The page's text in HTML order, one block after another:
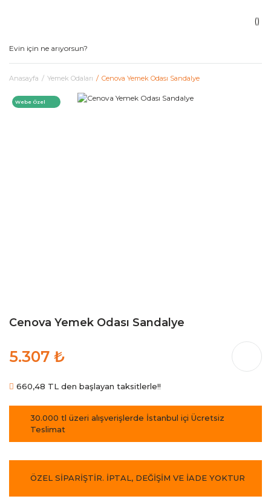
Anasayfa Yemek Odaları Cenova Yemek Odası Sandalye
Webe Özel
Cenova Yemek Odası Sandalye
5.307 ₺
660,48 TL den başlayan taksitlerle!!
30.000 tl üzeri alışverişlerde İstanbul içi Ücretsiz
Teslimat
ÖZEL SİPARİŞTİR. İPTAL, DEĞİŞİM VE İADE YOKTUR